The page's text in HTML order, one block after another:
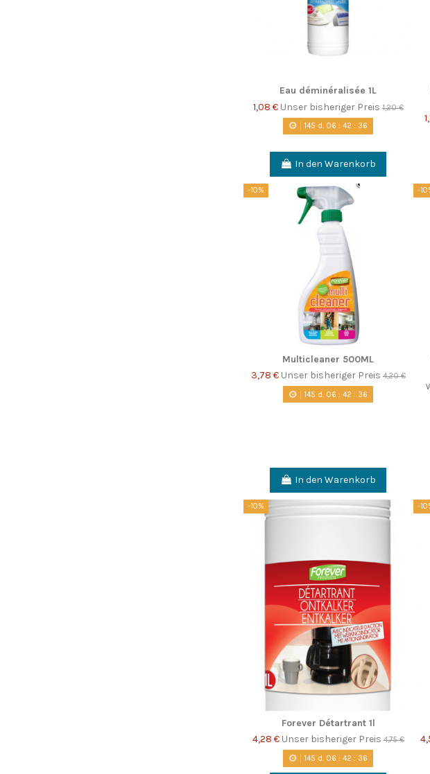
Eau déminéralisée 1L
1,08 € Unser bisheriger Preis1,20 €
145 d. 06 : 42 : 35
In den Warenkorb
-10%
Multicleaner 500ML
3,78 € Unser bisheriger Preis4,20 €
145 d. 06 : 42 : 35
In den Warenkorb
-
-10%
Forever Détartrant 1l
4,28 € Unser bisheriger Preis4,75 €
145 d. 06 : 42 : 35
-